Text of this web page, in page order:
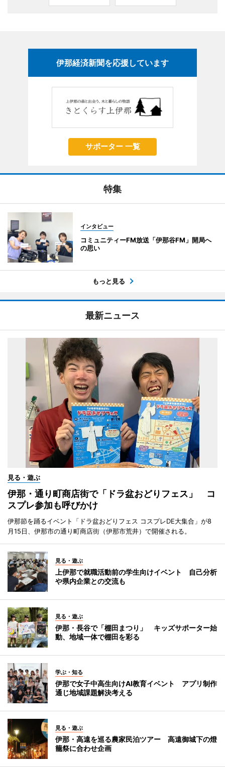
伊那経済新聞を応援しています
サポーター 一覧
特集
インタビュー
コミュニティーFM放送「伊那谷FM」開局へ
の思い
もっと見る
最新ニュース
見る・遊ぶ
伊那・通り町商店街で「ドラ盆おどりフェス」 コ
スプレ参加も呼びかけ
伊那節を踊るイベント「ドラ盆おどりフェス コスプレDE大集合」が8
月15日、伊那市の通り町商店街（伊那市荒井）で開催される。
見る・遊ぶ
上伊那で就職活動前の学生向けイベント 自己分析
や県内企業との交流も
見る・遊ぶ
伊那・長谷で「棚田まつり」 キッズサポーター始
動、地域一体で棚田を彩る
学ぶ・知る
伊那で女子中高生向けAI教育イベント アプリ制作
通じ地域課題解決考える
見る・遊ぶ
伊那・高遠を巡る農家民泊ツアー 高遠御城下の燈
籠祭に合わせ企画